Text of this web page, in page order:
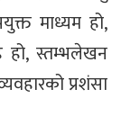
माध्यम हो,
हो, स्तम्भलेखन
प्रशंसा